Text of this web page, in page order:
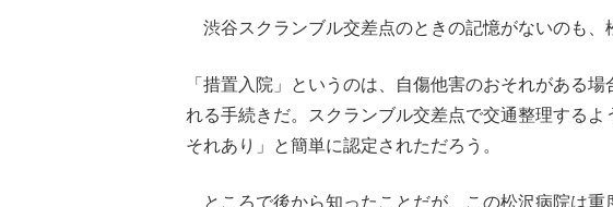
渋谷スクランブル交差点のときの記憶がないのも、
「措置入院」というのは、自傷他害のおそれがある
れる手続きだ。スクランブル交差点で交通整理する
それあり」と簡単に認定されただろう。
ところで後から知ったことだが、この松沢病院は重